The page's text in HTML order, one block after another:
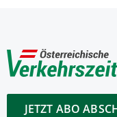
JETZT ABO